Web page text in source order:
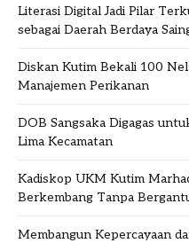
Literasi Digital Jadi Pilar
sebagai Daerah Berdaya
Diskan Kutim Bekali 100
Manajemen Perikanan
DOB Sangsaka Digagas
Lima Kecamatan
Kadiskop UKM Kutim
Berkembang Tanpa
Membangun Kepercayaan